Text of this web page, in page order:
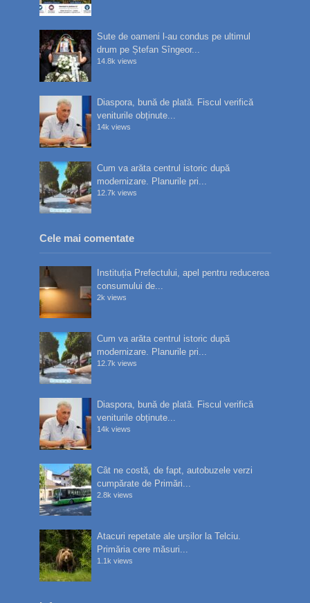
Sute de oameni l-au condus pe ultimul
drum pe Ștefan Sîngeor...
14.8k views
Diaspora, bună de plată. Fiscul verifică
veniturile obținute...
14k views
Cum va arăta centrul istoric după
modernizare. Planurile pri...
12.7k views
Cele mai comentate
Instituția Prefectului, apel pentru reducerea
consumului de...
2k views
Cum va arăta centrul istoric după
modernizare. Planurile pri...
12.7k views
Diaspora, bună de plată. Fiscul verifică
veniturile obținute...
14k views
Cât ne costă, de fapt, autobuzele verzi
cumpărate de Primări...
2.8k views
Atacuri repetate ale urșilor la Telciu.
Primăria cere măsuri...
1.1k views